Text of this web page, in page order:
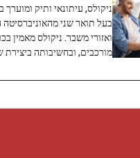
בעל תואר שני מהאוניברסיטה
ואזורי משבר. ניקולס מאמין
מורכבים, ובחשיבותה ביצירת